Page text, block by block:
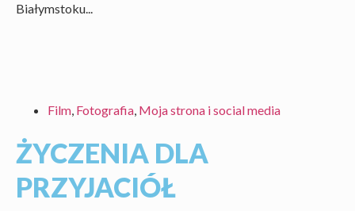
Białymstoku...
Film, Fotografia, Moja strona i social media
ŻYCZENIA DLA
PRZYJACIÓŁ